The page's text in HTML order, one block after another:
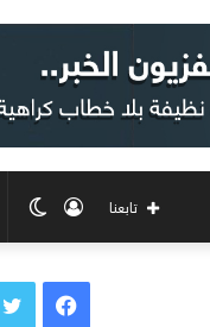
تسجيل
الدخول
تابعنا
ف